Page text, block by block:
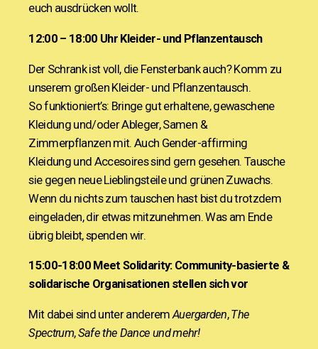
euch ausdrücken wollt.
12:00 – 18:00 Uhr Kleider- und Pflanzentausch
Der Schrank ist voll, die Fensterbank auch? Komm zu
unserem großen Kleider- und Pflanzentausch.
So funktioniert’s: Bringe gut erhaltene, gewaschene
Kleidung und/oder Ableger, Samen &
Zimmerpflanzen mit. Auch Gender-affirming
Kleidung und Accesoires sind gern gesehen. Tausche
sie gegen neue Lieblingsteile und grünen Zuwachs.
Wenn du nichts zum tauschen hast bist du trotzdem
eingeladen, dir etwas mitzunehmen. Was am Ende
übrig bleibt, spenden wir.
15:00-18:00 Meet Solidarity: Community-basierte &
solidarische Organisationen stellen sich vor
Mit dabei sind unter anderemAuergarden,The
Spectrum,Safe the Dance und mehr!